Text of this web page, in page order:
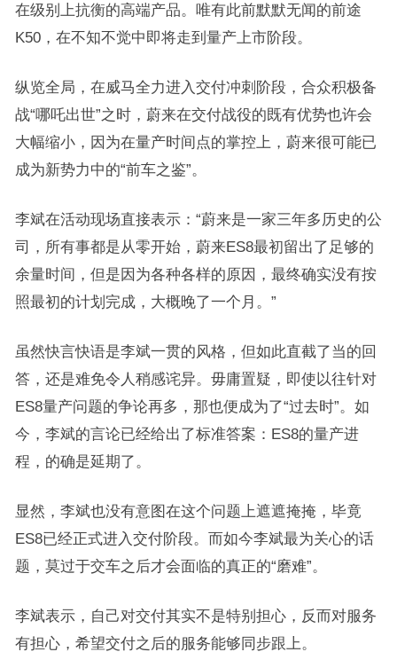
在级别上抗衡的高端产品。唯有此前默默无闻的前途
K50，在不知不觉中即将走到量产上市阶段。
纵览全局，在威马全力进入交付冲刺阶段，合众积极备
战“哪吒出世”之时，蔚来在交付战役的既有优势也许会
大幅缩小，因为在量产时间点的掌控上，蔚来很可能已
成为新势力中的“前车之鉴”。
李斌在活动现场直接表示：“蔚来是一家三年多历史的公
司，所有事都是从零开始，蔚来ES8最初留出了足够的
余量时间，但是因为各种各样的原因，最终确实没有按
照最初的计划完成，大概晚了一个月。”
虽然快言快语是李斌一贯的风格，但如此直截了当的回
答，还是难免令人稍感诧异。毋庸置疑，即使以往针对
ES8量产问题的争论再多，那也便成为了“过去时”。如
今，李斌的言论已经给出了标准答案：ES8的量产进
程，的确是延期了。
显然，李斌也没有意图在这个问题上遮遮掩掩，毕竟
ES8已经正式进入交付阶段。而如今李斌最为关心的话
题，莫过于交车之后才会面临的真正的“磨难”。
李斌表示，自己对交付其实不是特别担心，反而对服务
有担心，希望交付之后的服务能够同步跟上。